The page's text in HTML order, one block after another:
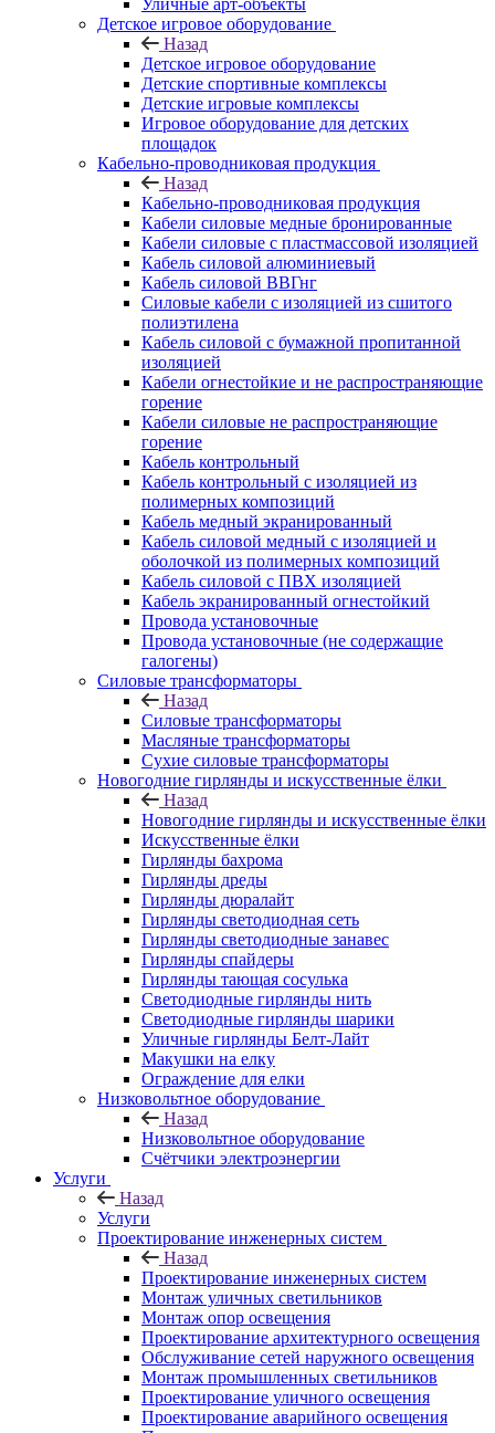
Уличные арт-объекты
Детское игровое оборудование
Назад
Детское игровое оборудование
Детские спортивные комплексы
Детские игровые комплексы
Игровое оборудование для детских
площадок
Кабельно-проводниковая продукция
Назад
Кабельно-проводниковая продукция
Кабели силовые медные бронированные
Кабели силовые с пластмассовой изоляцией
Кабель силовой алюминиевый
Кабель силовой ВВГнг
Силовые кабели с изоляцией из сшитого
полиэтилена
Кабель силовой с бумажной пропитанной
изоляцией
Кабели огнестойкие и не распространяющие
горение
Кабели силовые не распространяющие
горение
Кабель контрольный
Кабель контрольный с изоляцией из
полимерных композиций
Кабель медный экранированный
Кабель силовой медный с изоляцией и
оболочкой из полимерных композиций
Кабель силовой с ПВХ изоляцией
Кабель экранированный огнестойкий
Провода установочные
Провода установочные (не содержащие
галогены)
Силовые трансформаторы
Назад
Силовые трансформаторы
Масляные трансформаторы
Сухие силовые трансформаторы
Новогодние гирлянды и искусственные ёлки
Назад
Новогодние гирлянды и искусственные ёлки
Искусственные ёлки
Гирлянды бахрома
Гирлянды дреды
Гирлянды дюралайт
Гирлянды светодиодная сеть
Гирлянды светодиодные занавес
Гирлянды спайдеры
Гирлянды тающая сосулька
Светодиодные гирлянды нить
Светодиодные гирлянды шарики
Уличные гирлянды Белт-Лайт
Макушки на елку
Ограждение для елки
Низковольтное оборудование
Назад
Низковольтное оборудование
Счётчики электроэнергии
Услуги
Назад
Услуги
Проектирование инженерных систем
Назад
Проектирование инженерных систем
Монтаж уличных светильников
Монтаж опор освещения
Проектирование архитектурного освещения
Обслуживание сетей наружного освещения
Монтаж промышленных светильников
Проектирование уличного освещения
Проектирование аварийного освещения